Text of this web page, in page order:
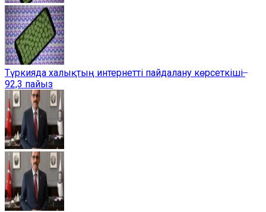
Түркияда халықтың интернетті пайдалану көрсеткіші ̶
92,3 пайыз